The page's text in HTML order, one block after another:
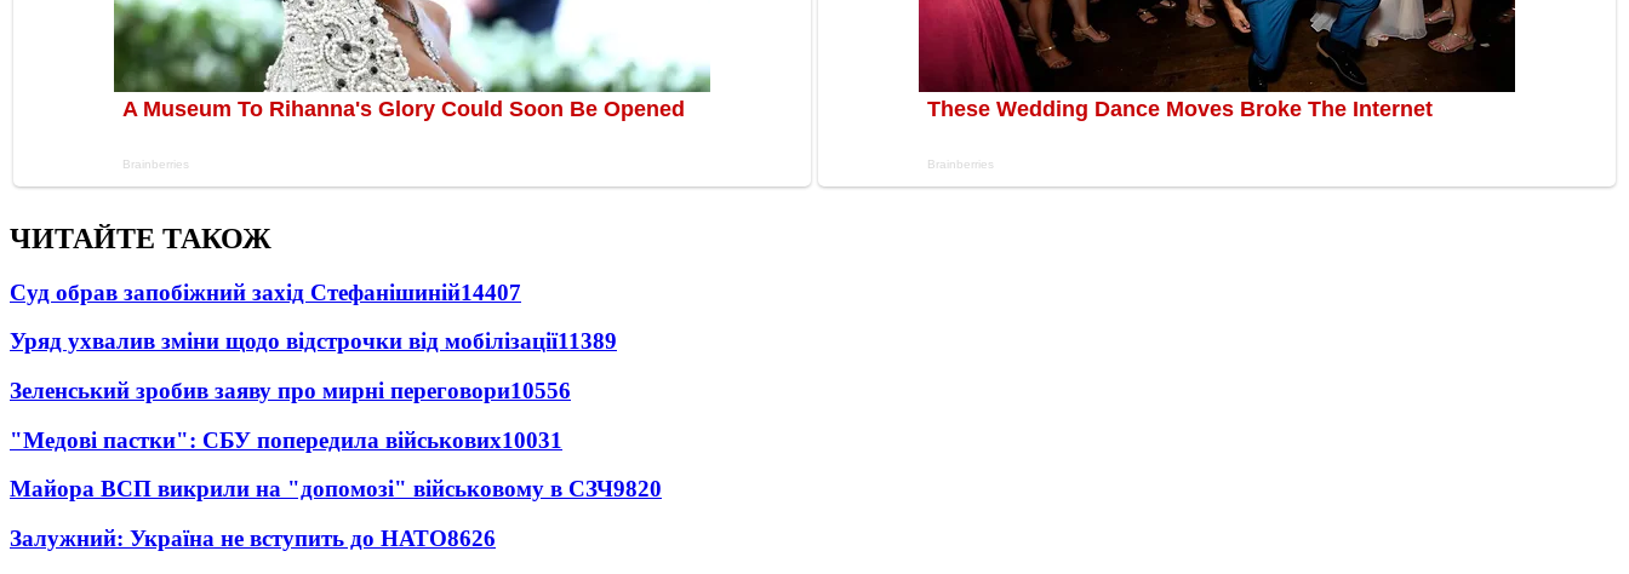
ЧИТАЙТЕ ТАКОЖ
Суд обрав запобіжний захід Стефанішиній14407
Уряд ухвалив зміни щодо відстрочки від мобілізації11389
Зеленський зробив заяву про мирні переговори10556
"Медові пастки": СБУ попередила військових10031
Майора ВСП викрили на "допомозі" військовому в СЗЧ9820
Залужний: Україна не вступить до НАТО8626